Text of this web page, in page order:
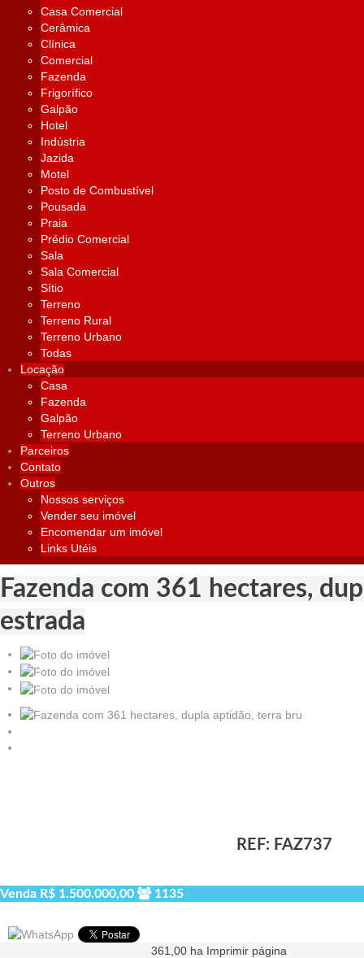
Casa Comercial
Cerâmica
Clínica
Comercial
Fazenda
Frigorífico
Galpão
Hotel
Indústria
Jazida
Motel
Posto de Combustível
Pousada
Praia
Prédio Comercial
Sala
Sala Comercial
Sítio
Terreno
Terreno Rural
Terreno Urbano
Todas
Locação
Casa
Fazenda
Galpão
Terreno Urbano
Parceiros
Contato
Outros
Nossos serviços
Vender seu imóvel
Encomendar um imóvel
Links Utéis
Fazenda com 361 hectares,
estrada
REF: FAZ737
Venda R$ 1.500.000,00 1135
361,00 ha Imprimir página